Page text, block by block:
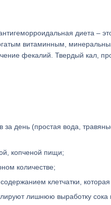
диета –
витаминным,
фекалий. Твердый кал,
день (простая вода,
копченой пищи;
количестве;
клетчатки,
лишнюю выработку сока